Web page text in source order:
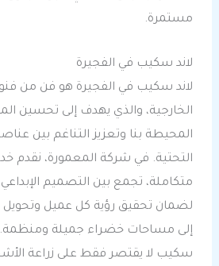
مستمرة.
لاند سكيب في الفجيرة
لاند سكيب في الفجيرة هو فن من
الخارجية، والذي يهدف إلى تحسين
المحيطة بنا وتعزيز التناغم بين
التحتية. في شركة المعمورة، نقدم
متكاملة، تجمع بين التصميم الإبداعي
لضمان تحقيق رؤية كل عميل وتحويل
إلى مساحات خضراء جميلة ومنظمة.
سكيب لا يقتصر فقط على زراعة